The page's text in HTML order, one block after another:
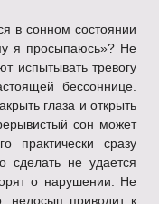
в сонном состоянии
я просыпаюсь»? Не
испытывать тревогу
бессоннице.
глаза и открыть
сон может
практически сразу
сделать не удается
о нарушении. Не
недосып приводит к